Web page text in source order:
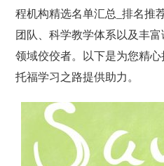
程机构精选名单汇总_排名推
团队、科学教学体系以及丰
领域佼佼者。以下是为您精
托福学习之路提供助力。